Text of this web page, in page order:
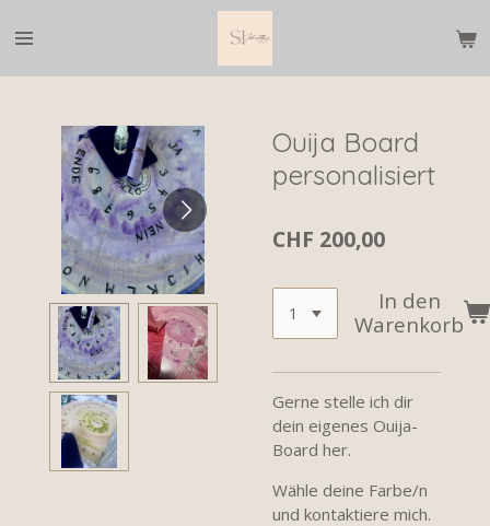
Hauptinhalt
Ouija Board
personalisiert
CHF 200,00
In den
Warenkorb
Gerne stelle ich dir
dein eigenes Ouija-
Board her.
Wähle deine Farbe/n
und kontaktiere mich.